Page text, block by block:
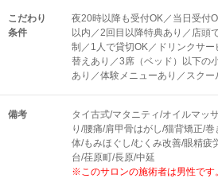
こだわり
条件
夜20時以降も受付OK／当日受付
以内／2回目以降特典あり／店頭
制／1人で貸切OK／ドリンクサ
替えあり／3席（ベッド）以下の
あり／体験メニューあり／スクー
備考
タイ古式/マタニティ/オイルマッ
り/腰痛/肩甲骨はがし/猫背矯正/
体/もみほぐし/むくみ改善/眼精疲
台/荏原町/長原/中延
※このサロンの施術者は男性です。